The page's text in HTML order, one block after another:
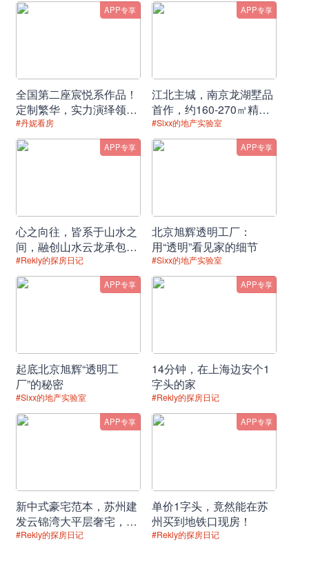
三大价值密码破译热销逻辑
择址徐汇滨江这一上海"一江一河"规划瑰
宝，项目坐拥万亿级产业资本、全球科创
磁场与人文艺术高地三重赋能。作为黄浦
江畔可成片开发的稀缺地块，西岸誉府将
千亿级金融城势能、西岸美术馆艺术生态
【尽揽世界级聚合】
双轨交（11号线/在建23号线）实现快捷
学会客厅"。从龙美术馆的先锋展览到穹
顶艺术中心的沉浸剧场，从滑板公园的运
动活力到海事塔广场的都市社交，尽享永
不落幕的国际水岸生活。
【誉府系标杆作品】
APP专享
全国第二座宸悦系作品！
定制繁华，实力演绎领先
时代的生活范本！
#丹妮看房
APP专享
江北主城，南京龙湖墅品
首作，约160-270㎡精妆
温泉叠墅，全城竞藏！
#Sixx的地产实验室
APP专享
心之向往，皆系于山水之
间，融创山水云龙承包你
的理想生活
#Rekly的探房日记
APP专享
北京旭辉透明工厂：
用“透明”看见家的细节
#Sixx的地产实验室
APP专享
起底北京旭辉“透明工
厂”的秘密
#Sixx的地产实验室
APP专享
14分钟，在上海边安个1
字头的家
#Rekly的探房日记
APP专享
新中式豪宅范本，苏州建
发云锦湾大平层奢宅，品
位盛泽园林理想居所！
#Rekly的探房日记
APP专享
单价1字头，竟然能在苏
州买到地铁口现房！
#Rekly的探房日记